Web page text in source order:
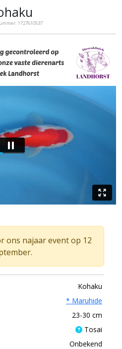
1727610537
ons najaar event op 12
Kohaku
* Maruhide
23-30 cm
Tosai
Onbekend